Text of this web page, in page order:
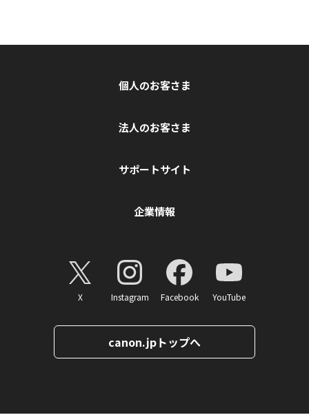
個人のお客さま
法人のお客さま
サポートサイト
企業情報
X Instagram Facebook YouTube
canon.jpトップへ